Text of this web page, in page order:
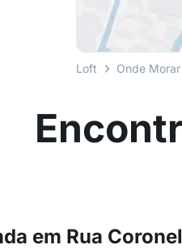
Loft Onde Morar
em Rua